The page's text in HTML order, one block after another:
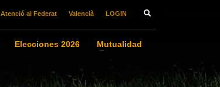
Atenció al Federat Valencià LOGIN
Elecciones 2026 Mutualidad